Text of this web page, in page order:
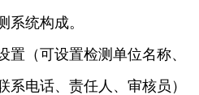
系统构成。
置（可设置检测单位名称、
电话、责任人、审核员）